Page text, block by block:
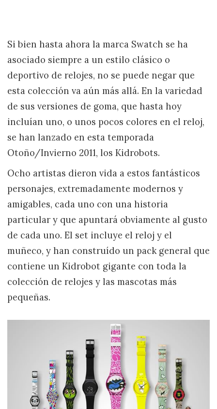
Si bien hasta ahora la marca Swatch se ha
asociado siempre a un estilo clásico o
deportivo de relojes, no se puede negar que
esta colección va aún más allá. En la variedad
de sus versiones de goma, que hasta hoy
incluían uno, o unos pocos colores en el reloj,
se han lanzado en esta temporada
Otoño/Invierno 2011, los Kidrobots.
Ocho artistas dieron vida a estos fantásticos
personajes, extremadamente modernos y
amigables, cada uno con una historia
particular y que apuntará obviamente al gusto
de cada uno. El set incluye el reloj y el
muñeco, y han construído un pack general que
contiene un Kidrobot gigante con toda la
colección de relojes y las mascotas más
pequeñas.